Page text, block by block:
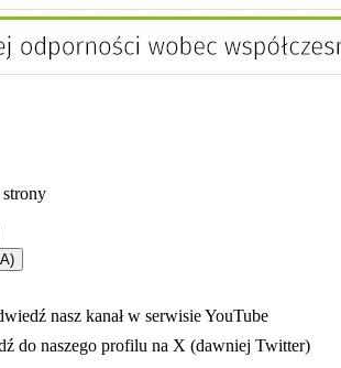
się w nowej karcie
- otwiera się w nowej karcie
nasz kanał w serwisie YouTube
w nowej karcie
do naszego profilu na X (dawniej Twitter)